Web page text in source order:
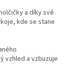
a díky své
kde se stane
vzhled a vzbuzuje